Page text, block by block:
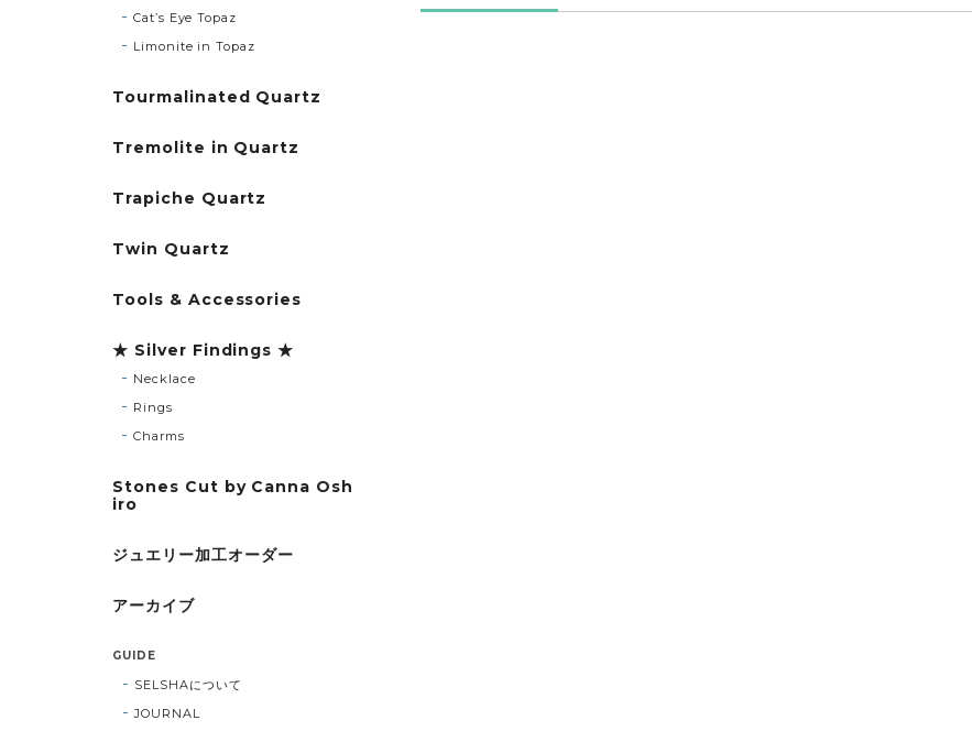
Cat’s Eye Topaz
Limonite in Topaz
Tourmalinated Quartz
Tremolite in Quartz
Trapiche Quartz
Twin Quartz
Tools & Accessories
★ Silver Findings ★
Necklace
Rings
Charms
Stones Cut by Canna Osh
iro
ジュエリー加工オーダー
アーカイブ
GUIDE
SELSHAについて
JOURNAL